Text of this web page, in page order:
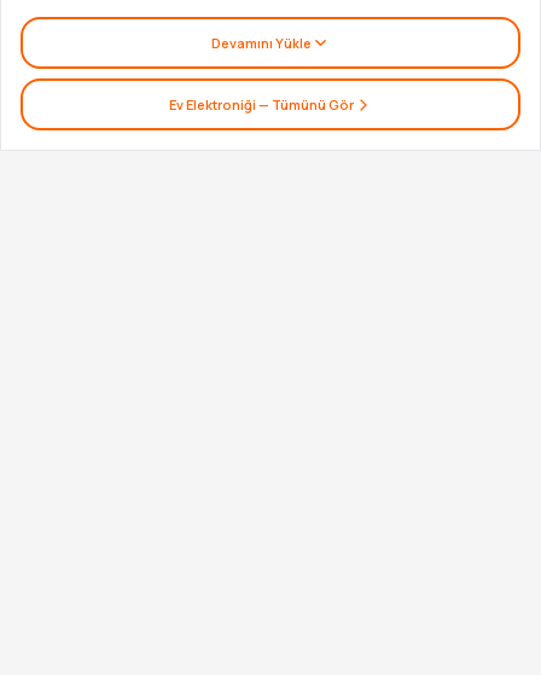
Devamını Yükle
Ev Elektroniği — Tümünü Gör